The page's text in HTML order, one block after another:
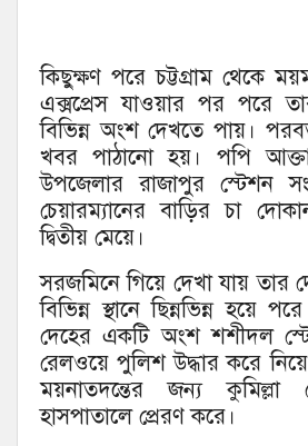
কিছুক্ষণ পরে চট্টগ্রাম থেকে
এক্সপ্রেস যাওয়ার পর পরে
বিভিন্ন অংশ দেখতে পায়।
খবর পাঠানো হয়। পপি
উপজেলার রাজাপুর স্টেশন
চেয়ারম্যানের বাড়ির চা
দ্বিতীয় মেয়ে।
সরজমিনে গিয়ে দেখা যায় তার
বিভিন্ন স্থানে ছিন্নভিন্ন হয়ে
দেহের একটি অংশ শশীদল
রেলওয়ে পুলিশ উদ্ধার করে
ময়নাতদন্তের জন্য
হাসপাতালে প্রেরণ করে।